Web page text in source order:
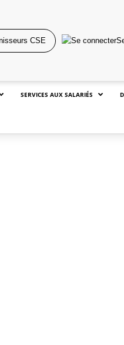
CSE
SERVICES AUX SALARIÉS